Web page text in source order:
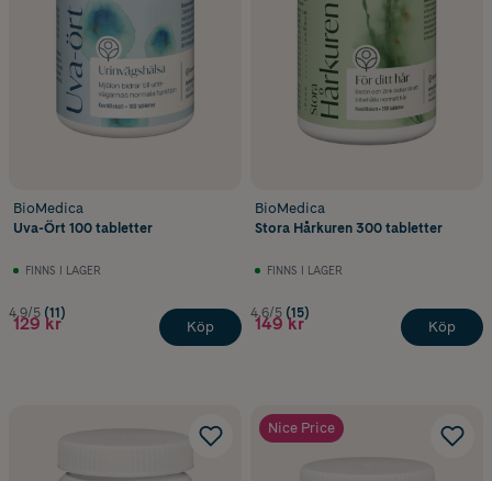
BioMedica
Uva-Ört 100 tabletter
FINNS I LAGER
4.9/5 (11)
129 kr Köp
BioMedica
Stora Hårkuren 300 tabletter
FINNS I LAGER
4.6/5 (15)
149 kr Köp
Nice Price